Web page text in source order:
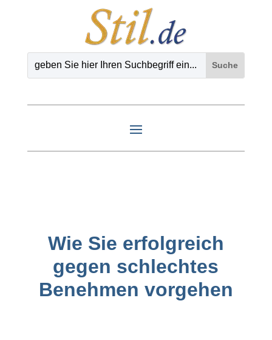
Wie Sie erfolgreich
gegen schlechtes
Benehmen vorgehen